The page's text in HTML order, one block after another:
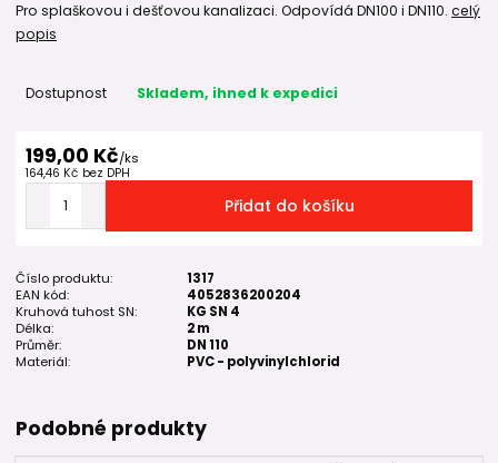
Pro splaškovou i dešťovou kanalizaci. Odpovídá DN100 i DN110. celý
popis
Dostupnost Skladem, ihned k expedici
199,00 Kč/ks
164,46 Kč bez DPH
Přidat do košíku
Číslo produktu:
1317
EAN kód:
4052836200204
Kruhová tuhost SN:
KG SN 4
Délka:
2 m
Průměr:
DN 110
Materiál:
PVC - polyvinylchlorid
Podobné produkty